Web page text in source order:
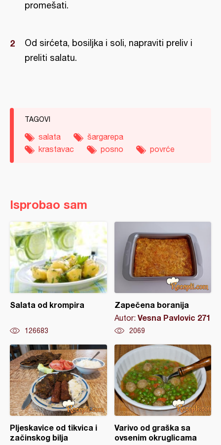
promešati.
Od sirćeta, bosiljka i soli, napraviti preliv i
preliti salatu.
TAGOVI
salata
šargarepa
krastavac
posno povrće
Isprobao sam
Salata od krompira
126683
Zapečena boranija
Autor: Vesna Pavlovic 271
2069
Pljeskavice od tikvica i
začinskog bilja
Varivo od graška sa
ovsenim okruglicama